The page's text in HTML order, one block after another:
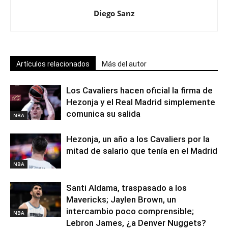
Diego Sanz
Artículos relacionados Más del autor
NBA
Los Cavaliers hacen oficial la firma de
Hezonja y el Real Madrid simplemente
comunica su salida
NBA
Hezonja, un año a los Cavaliers por la
mitad de salario que tenía en el Madrid
NBA
Santi Aldama, traspasado a los
Mavericks; Jaylen Brown, un
intercambio poco comprensible;
Lebron James, ¿a Denver Nuggets?